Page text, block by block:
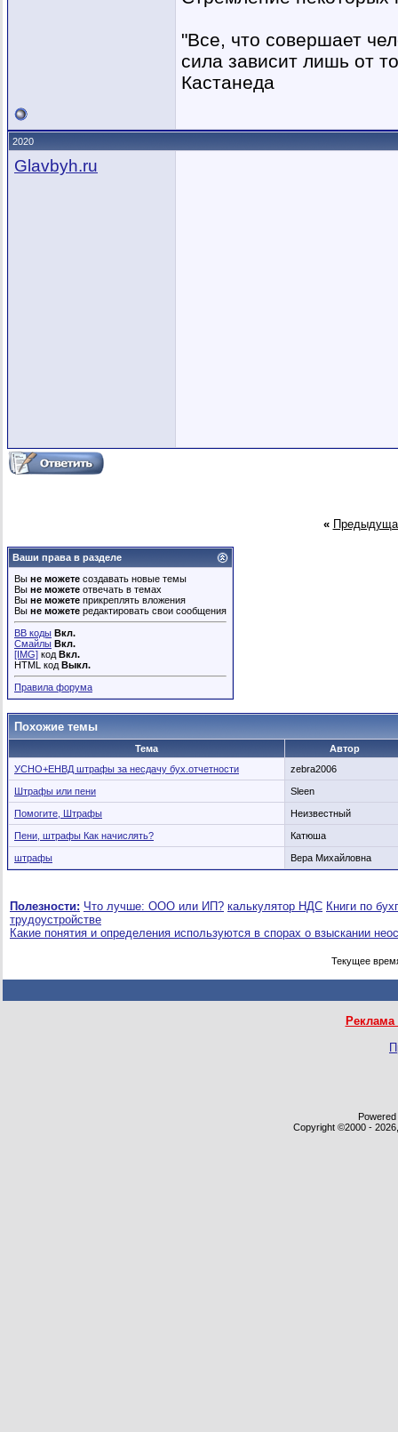
"Все, что совершает
сила зависит лишь от
Кастанеда
2020
Glavbyh.ru
«
Ваши права в разделе
Вы не можете создавать новые темы
Вы не можете отвечать в темах
Вы не можете прикреплять вложения
Вы не можете редактировать свои сообщения
BB коды Вкл.
Смайлы Вкл.
[IMG] код Вкл.
HTML код Выкл.
Правила форума
Похожие темы
Тема
Автор
УСНО+ЕНВД штрафы за несдачу бух.отчетности
zebra2006
Штрафы или пени Sleen
Помогите, Штрафы Неизвестный
Пени, штрафы Как начислять? Катюша
штрафы Вера Михайловна
Полезности: Что лучше: ООО или ИП? калькулятор НДС Книги по
трудоустройстве
Какие понятия и определения используются в спорах о взыскании
Текущее
Copyright ©2000 -